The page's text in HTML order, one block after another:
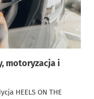
motoryzacja i
HEELS ON THE